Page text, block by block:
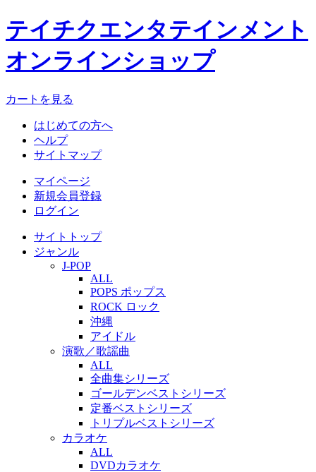
テイチクエンタテインメント
オンラインショップ
カートを見る
はじめての方へ
ヘルプ
サイトマップ
マイページ
新規会員登録
ログイン
サイトトップ
ジャンル
J-POP
ALL
POPS ポップス
ROCK ロック
沖縄
アイドル
演歌／歌謡曲
ALL
全曲集シリーズ
ゴールデンベストシリーズ
定番ベストシリーズ
トリプルベストシリーズ
カラオケ
ALL
DVDカラオケ